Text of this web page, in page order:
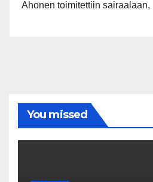
Ahonen toimitettiin sairaalaan,
You missed